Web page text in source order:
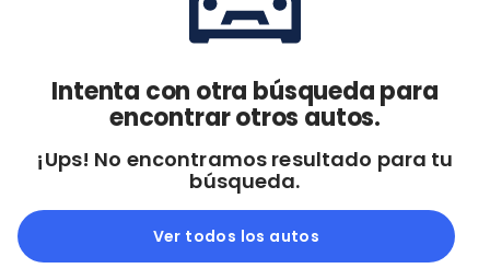
Intenta con otra búsqueda para
encontrar otros autos.
¡Ups! No encontramos resultado para tu
búsqueda.
Ver todos los autos